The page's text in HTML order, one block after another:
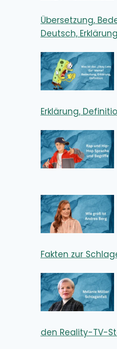
Übersetzung,
Deutsch, Erklärung
Erklärung,
Fakten zur
den Reality-TV-